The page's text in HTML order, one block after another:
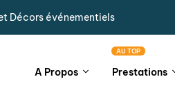
Décors événementiels
A Propos Prestations
AU TOP